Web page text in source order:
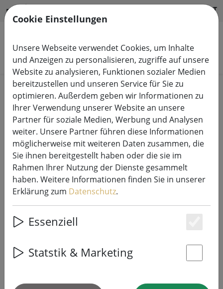
DE HILFE & SUPPORT
Produkte suchen
Start Sommer Leuchten und Laternen
Newgarden Lola Lux LED
Tischlampe warmweiß
batteriebetrieben 12 cm
Transparent
Cookie Einstellungen
Unsere Webseite verwendet Cookies, um Inhalte
und Anzeigen zu personalisieren, zugriffe auf unsere
Website zu analysieren, Funktionen sozialer Medien
bereitzustellen und unseren Service für Sie zu
optimieren. Außerdem geben wir Informationen zu
Ihrer Verwendung unserer Website an unsere
Partner für soziale Medien, Werbung und Analysen
weiter. Unsere Partner führen diese Informationen
möglicherweise mit weiteren Daten zusammen, die
Sie ihnen bereitgestellt haben oder die sie im
Rahmen Ihrer Nutzung der Dienste gesammelt
haben. Weitere Informationen finden Sie in unserer
Erklärung zum Datenschutz.
Essenziell
Statstik & Marketing